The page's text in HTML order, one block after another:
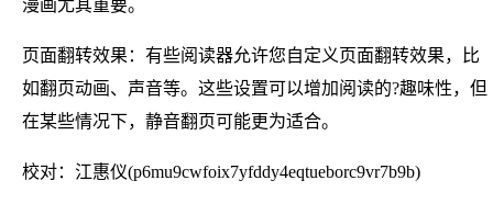
漫画尤其重要。
页面翻转效果：有些阅读器允许您自定义页面翻转效果，比
如翻页动画、声音等。这些设置可以增加阅读的?趣味性，但
在某些情况下，静音翻页可能更为适合。
校对：江惠仪(p6mu9cwfoix7yfddy4eqtueborc9vr7b9b)